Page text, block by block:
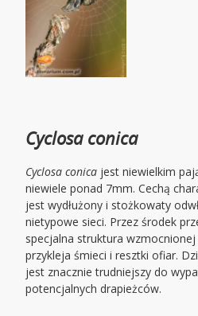
Cyclosa conica
Cyclosa conica jest niewielkim
niewiele ponad 7mm. Cechą
jest wydłużony i stożkowaty
nietypowe sieci. Przez środek
specjalna struktura
przykleja śmieci i resztki ofiar.
jest znacznie trudniejszy do
potencjalnych drapieżców.